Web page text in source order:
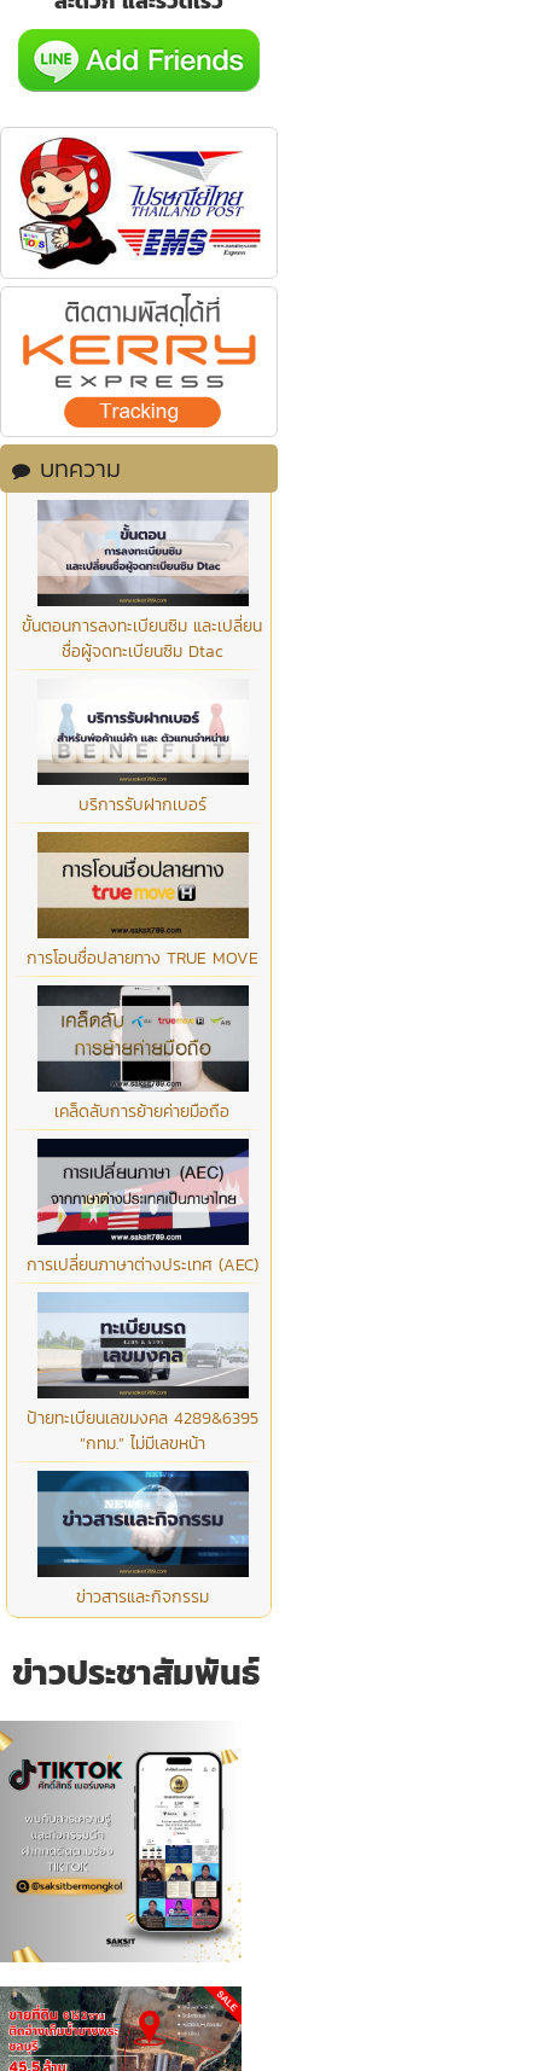
บทความ
ขั้นตอนการลงทะเบียนซิม และเปลี่ยน
ชื่อผู้จดทะเบียนซิม Dtac
บริการรับฝากเบอร์
การโอนชื่อปลายทาง TRUE MOVE
เคล็ดลับการย้ายค่ายมือถือ
การเปลี่ยนภาษาต่างประเทศ (AEC)
ป้ายทะเบียนเลขมงคล 4289&6395
“กทม.” ไม่มีเลขหน้า
ข่าวสารและกิจกรรม
ข่าวประชาสัมพันธ์